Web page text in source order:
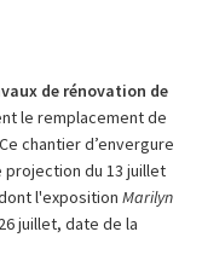
de rénovation de
le remplacement de
chantier d’envergure
du 13 juillet
l'exposition Marilyn
juillet, date de la